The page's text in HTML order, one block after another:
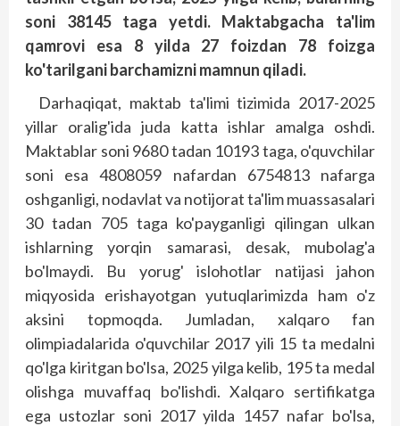
soni 38145 taga yetdi. Maktabgacha ta'lim
qamrovi esa 8 yilda 27 foizdan 78 foizga
ko'tarilgani barchamizni mamnun qiladi.
Darhaqiqat, maktab ta'limi tizimida 2017-2025
yillar oralig'ida juda katta ishlar amalga oshdi.
Maktablar soni 9680 tadan 10193 taga, o'quvchilar
soni esa 4808059 nafardan 6754813 nafarga
oshganligi, nodavlat va notijorat ta'lim muassasalari
30 tadan 705 taga ko'payganligi qilingan ulkan
ishlarning yorqin samarasi, desak, mubolag'a
bo'lmaydi. Bu yorug' islohotlar natijasi jahon
miqyosida erishayotgan yutuqlarimizda ham o'z
aksini topmoqda. Jumladan, xalqaro fan
olimpiadalarida o'quvchilar 2017 yili 15 ta medalni
qo'lga kiritgan bo'lsa, 2025 yilga kelib, 195 ta medal
olishga muvaffaq bo'lishdi. Xalqaro sertifikatga
ega ustozlar soni 2017 yilda 1457 nafar bo'lsa,